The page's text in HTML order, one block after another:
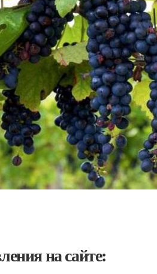
на сайте: